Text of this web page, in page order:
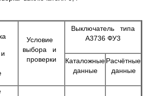
Условие
выбора и
проверки
Выключатель типа
А3736 ФУ3
Каталожные
данные
Расчётные
данные